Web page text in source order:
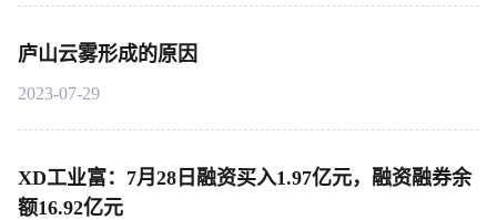
庐山云雾形成的原因
2023-07-29
XD工业富：7月28日融资买入1.97亿元，融资融券余
额16.92亿元